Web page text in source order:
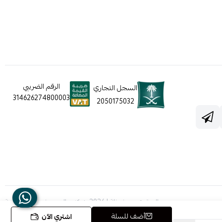
أضف للسلة اشتري الآن
السجل التجاري
2050175032
الرقم الضريبي
314626274800003
الحقوق محفوظة | 2026 شركه عالم جيفينشي التجارية